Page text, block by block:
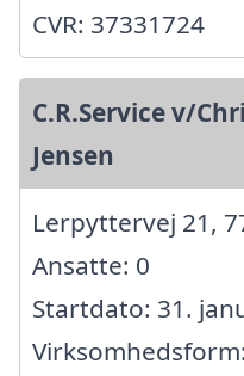
CVR: 37331724
C.R.Service v/
Jensen
Lerpyttervej 21,
Ansatte: 0
Startdato: 31.
Virksomhedsform: